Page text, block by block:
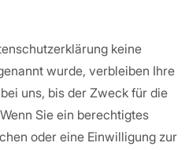
keine
wurde, verbleiben Ihre
uns, bis der Zweck für die
Sie ein berechtigtes
oder eine Einwilligung zur